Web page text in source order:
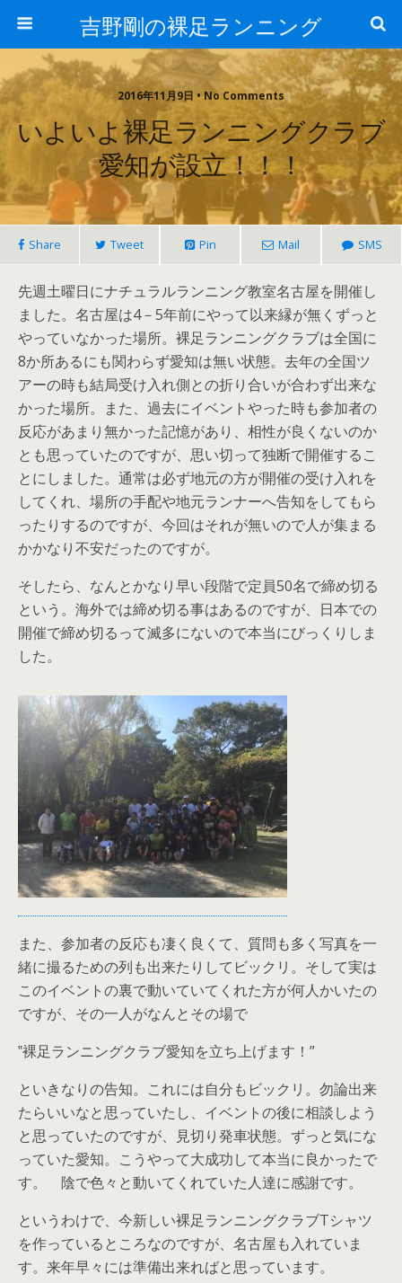
吉野剛の裸足ランニング
2016年11月9日 • No Comments
いよいよ裸足ランニングクラブ
愛知が設立！！！
Share Tweet Pin Mail SMS
先週土曜日にナチュラルランニング教室名古屋を開催し
ました。名古屋は4－5年前にやって以来縁が無くずっと
やっていなかった場所。裸足ランニングクラブは全国に
8か所あるにも関わらず愛知は無い状態。去年の全国ツ
アーの時も結局受け入れ側との折り合いが合わず出来な
かった場所。また、過去にイベントやった時も参加者の
反応があまり無かった記憶があり、相性が良くないのか
とも思っていたのですが、思い切って独断で開催するこ
とにしました。通常は必ず地元の方が開催の受け入れを
してくれ、場所の手配や地元ランナーへ告知をしてもら
ったりするのですが、今回はそれが無いので人が集まる
かかなり不安だったのですが。
そしたら、なんとかなり早い段階で定員50名で締め切る
という。海外では締め切る事はあるのですが、日本での
開催で締め切るって滅多にないので本当にびっくりしま
した。
また、参加者の反応も凄く良くて、質問も多く写真を一
緒に撮るための列も出来たりしてビックリ。そして実は
このイベントの裏で動いていてくれた方が何人かいたの
ですが、その一人がなんとその場で
‟裸足ランニングクラブ愛知を立ち上げます！”
といきなりの告知。これには自分もビックリ。勿論出来
たらいいなと思っていたし、イベントの後に相談しよう
と思っていたのですが、見切り発車状態。ずっと気にな
っていた愛知。こうやって大成功して本当に良かったで
す。 陰で色々と動いてくれていた人達に感謝です。
というわけで、今新しい裸足ランニングクラブTシャツ
を作っているところなのですが、名古屋も入れていま
す。来年早々には準備出来ればと思っています。